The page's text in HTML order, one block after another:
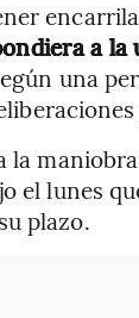
a la
una
el lunes
plazo.